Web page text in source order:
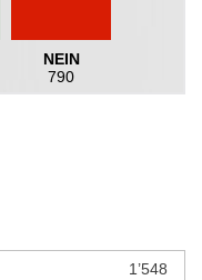
NEIN
790
1’548